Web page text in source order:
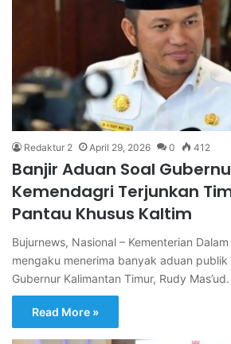
Redaktur 2 April 29, 2026 0 412
Banjir Aduan Soal
Kemendagri Terjunkan
Pantau Khusus Kaltim
Bujurnews, Nasional – Kementerian
mengaku menerima banyak aduan
Gubernur Kalimantan Timur, Rudy
Read More »